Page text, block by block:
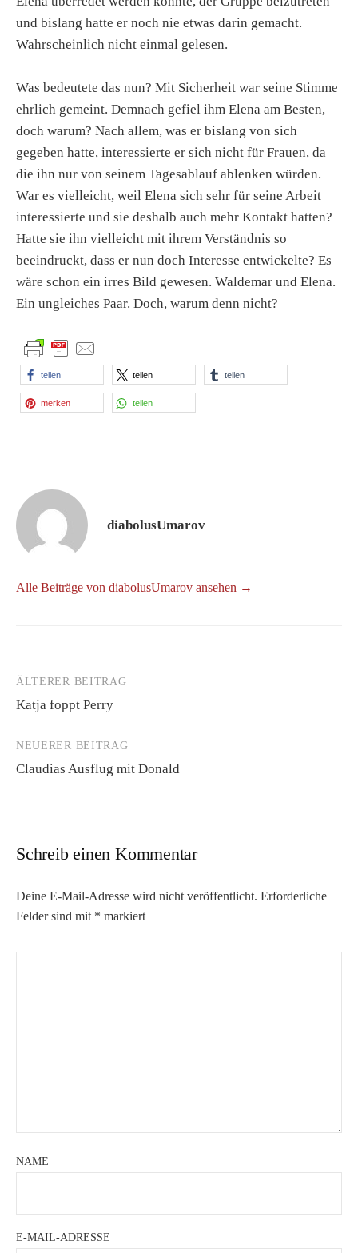
und bislang hatte er noch nie etwas darin gemacht.
Wahrscheinlich nicht einmal gelesen.
Was bedeutete das nun? Mit Sicherheit war seine Stimme
ehrlich gemeint. Demnach gefiel ihm Elena am Besten,
doch warum? Nach allem, was er bislang von sich
gegeben hatte, interessierte er sich nicht für Frauen, da
die ihn nur von seinem Tagesablauf ablenken würden.
War es vielleicht, weil Elena sich sehr für seine Arbeit
interessierte und sie deshalb auch mehr Kontakt hatten?
Hatte sie ihn vielleicht mit ihrem Verständnis so
beeindruckt, dass er nun doch Interesse entwickelte? Es
wäre schon ein irres Bild gewesen. Waldemar und Elena.
Ein ungleiches Paar. Doch, warum denn nicht?
teilen teilen teilen
merken teilen
diabolusUmarov
Alle Beiträge von diabolusUmarov ansehen →
Beitrags-
Navigation
ÄLTERER BEITRAG
Katja foppt Perry
NEUERER BEITRAG
Claudias Ausflug mit Donald
Schreib einen Kommentar
Deine E-Mail-Adresse wird nicht veröffentlicht. Erforderliche
Felder sind mit * markiert
NAME
E-MAIL-ADRESSE